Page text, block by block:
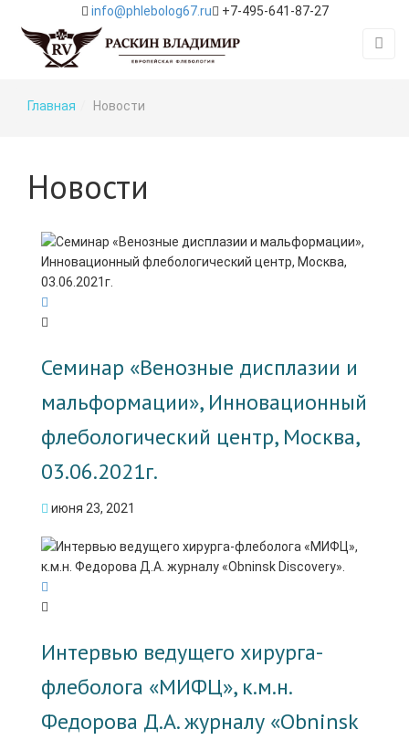
info@phlebolog67.ru +7-495-641-87-27
Главная Новости
Новости
Семинар «Венозные дисплазии и
мальформации», Инновационный
флебологический центр, Москва,
03.06.2021г.
июня 23, 2021
Интервью ведущего хирурга-
флеболога «МИФЦ», к.м.н.
Федорова Д.А. журналу «Obninsk